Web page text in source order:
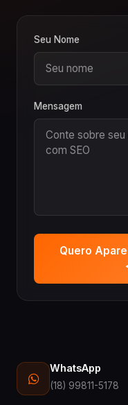
Seu Nome
Mensagem
WhatsApp
(18) 99811-5178